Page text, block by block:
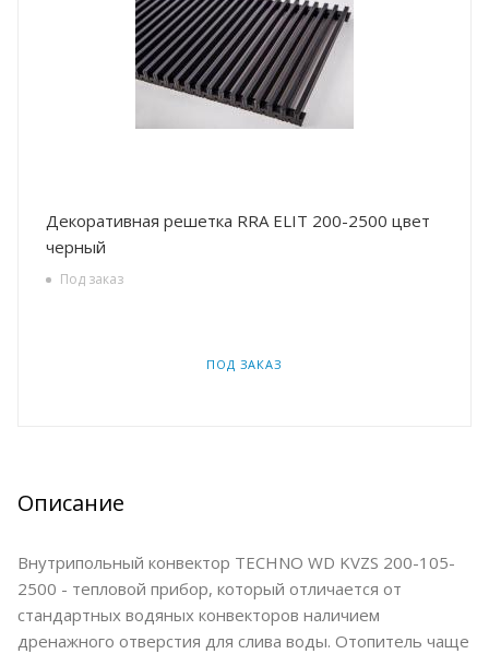
Декоративная решетка RRA ELIT 200-2500 цвет
черный
Под заказ
ПОД ЗАКАЗ
Описание
Внутрипольный конвектор TECHNO WD KVZS 200-105-
2500 - тепловой прибор, который отличается от
стандартных водяных конвекторов наличием
дренажного отверстия для слива воды. Отопитель чаще